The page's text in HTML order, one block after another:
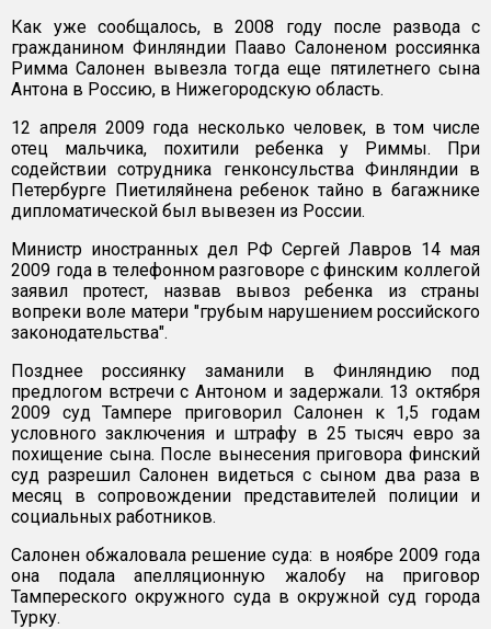
Как уже сообщалось, в 2008 году после развода с
гражданином Финляндии Пааво Салоненом россиянка
Римма Салонен вывезла тогда еще пятилетнего сына
Антона в Россию, в Нижегородскую область.
12 апреля 2009 года несколько человек, в том числе
отец мальчика, похитили ребенка у Риммы. При
содействии сотрудника генконсульства Финляндии в
Петербурге Пиетиляйнена ребенок тайно в багажнике
дипломатической был вывезен из России.
Министр иностранных дел РФ Сергей Лавров 14 мая
2009 года в телефонном разговоре с финским коллегой
заявил протест, назвав вывоз ребенка из страны
вопреки воле матери "грубым нарушением российского
законодательства".
Позднее россиянку заманили в Финляндию под
предлогом встречи с Антоном и задержали. 13 октября
2009 суд Тампере приговорил Салонен к 1,5 годам
условного заключения и штрафу в 25 тысяч евро за
похищение сына. После вынесения приговора финский
суд разрешил Салонен видеться с сыном два раза в
месяц в сопровождении представителей полиции и
социальных работников.
Салонен обжаловала решение суда: в ноябре 2009 года
она подала апелляционную жалобу на приговор
Тампереского окружного суда в окружной суд города
Турку.